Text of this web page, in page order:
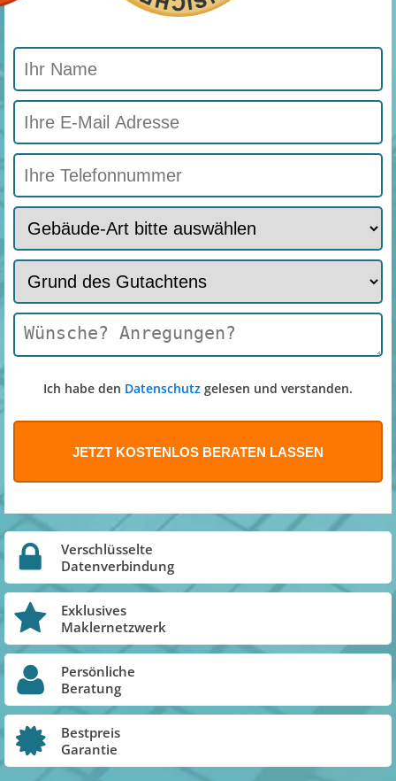
Ich habe den Datenschutz gelesen und verstanden.
Verschlüsselte
Datenverbindung
Exklusives
Maklernetzwerk
Persönliche
Beratung
Bestpreis
Garantie